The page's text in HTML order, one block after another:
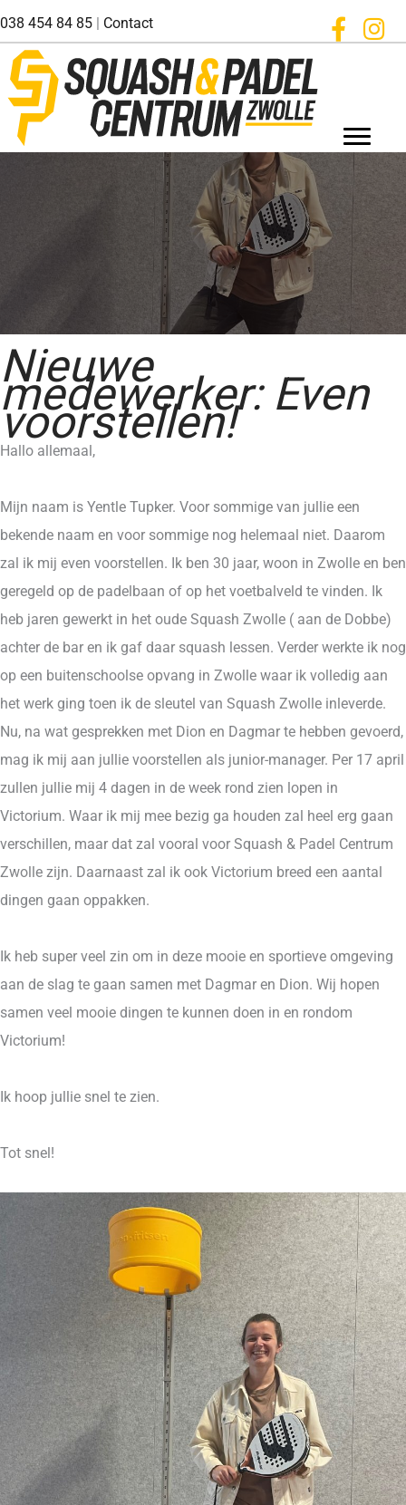
Ga
naar
de
inhoud
038 454 84 85 | Contact
Nieuwe
medewerker: Even
voorstellen!
Hallo allemaal,
Mijn naam is Yentle Tupker. Voor sommige van jullie een
bekende naam en voor sommige nog helemaal niet. Daarom
zal ik mij even voorstellen. Ik ben 30 jaar, woon in Zwolle en ben
geregeld op de padelbaan of op het voetbalveld te vinden. Ik
heb jaren gewerkt in het oude Squash Zwolle ( aan de Dobbe)
achter de bar en ik gaf daar squash lessen. Verder werkte ik nog
op een buitenschoolse opvang in Zwolle waar ik volledig aan
het werk ging toen ik de sleutel van Squash Zwolle inleverde.
Nu, na wat gesprekken met Dion en Dagmar te hebben gevoerd,
mag ik mij aan jullie voorstellen als junior-manager. Per 17 april
zullen jullie mij 4 dagen in de week rond zien lopen in
Victorium. Waar ik mij mee bezig ga houden zal heel erg gaan
verschillen, maar dat zal vooral voor Squash & Padel Centrum
Zwolle zijn. Daarnaast zal ik ook Victorium breed een aantal
dingen gaan oppakken.
Ik heb super veel zin om in deze mooie en sportieve omgeving
aan de slag te gaan samen met Dagmar en Dion. Wij hopen
samen veel mooie dingen te kunnen doen in en rondom
Victorium!
Ik hoop jullie snel te zien.
Tot snel!